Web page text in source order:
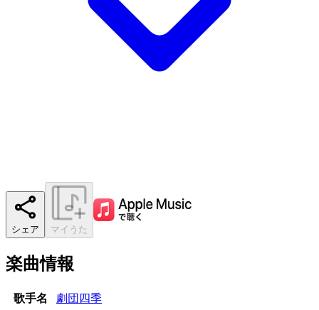
シェア マイうた
楽曲情報
歌手名
劇団四季